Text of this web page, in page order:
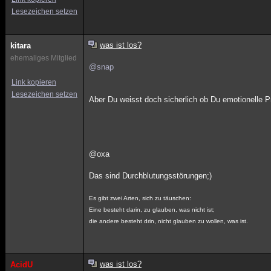
Lesezeichen setzen
kitara
ehemaliges Mitglied
Link kopieren
Lesezeichen setzen
was ist los?
@snap
Aber Du weisst doch sicherlich ob Du emotionelle
@oxa
Das sind Durchblutungsstörungen;)
Es gibt zwei Arten, sich zu täuschen:
Eine besteht darin, zu glauben, was nicht ist;
die andere besteht drin, nicht glauben zu wollen, was ist.
AcidU was ist los?